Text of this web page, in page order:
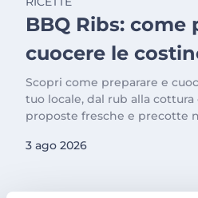
BBQ Ribs: come
cuocere le
Scopri come preparare e
tuo locale, dal rub alla
proposte fresche e precotte
3 ago 2026